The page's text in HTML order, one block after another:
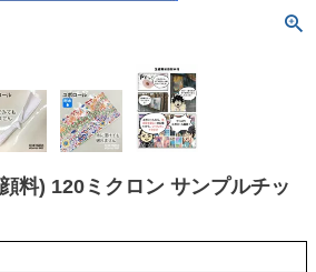
料) 120ミクロン サンプルチッ